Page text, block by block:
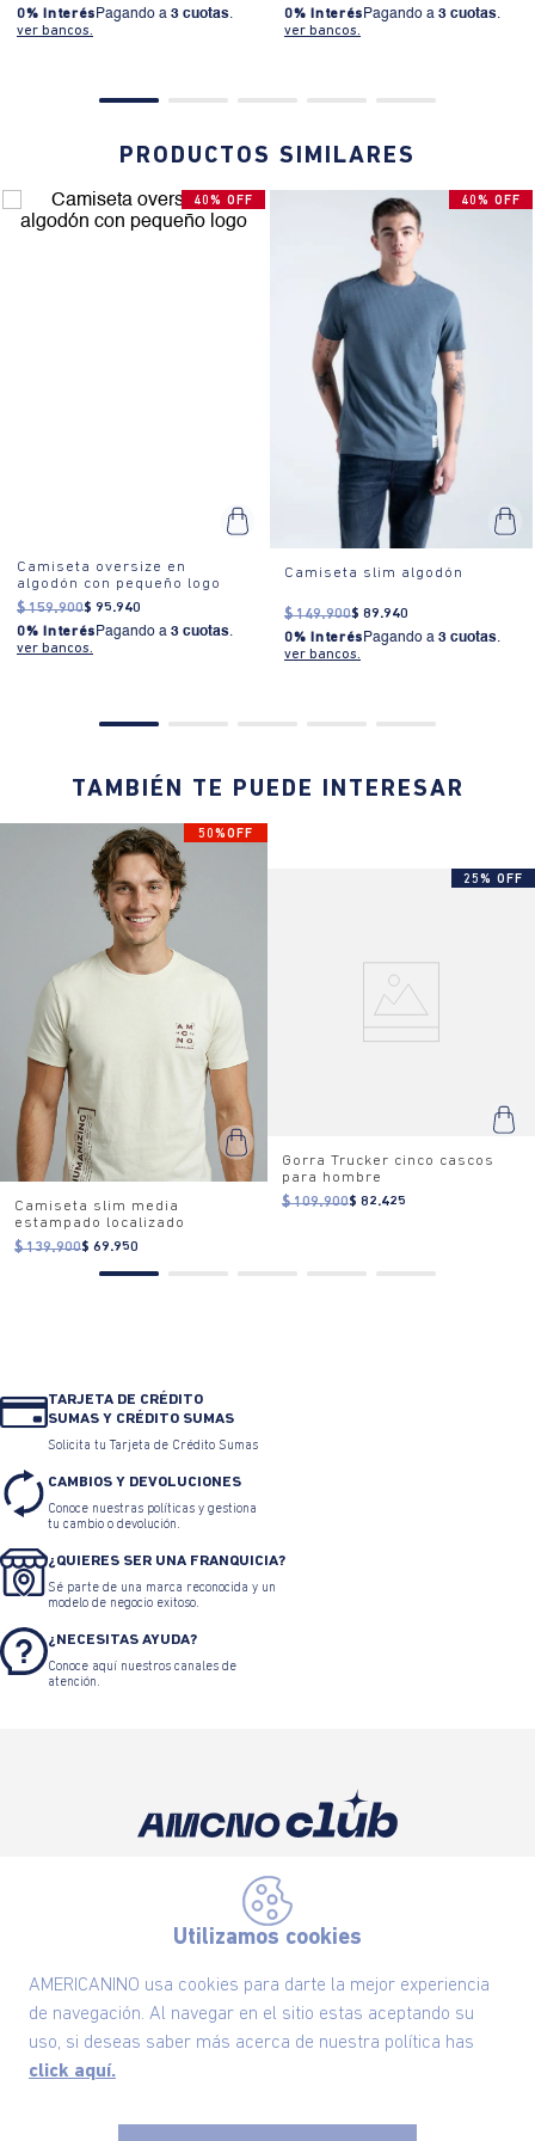
Utilizamos cookies
AMERICANINO usa cookies para darte la mejor experiencia
de navegación. Al navegar en el sitio estas aceptando su
uso, si deseas saber más acerca de nuestra política has
click aquí.
0% Interés Pagando a 3 cuotas.
ver bancos.
0% Interés Pagando a 3 cuotas.
ver bancos.
PRODUCTOS SIMILARES
40% OFF
Camiseta oversize en
algodón con pequeño logo
$ 159.900$ 95.940
0% Interés Pagando a 3 cuotas.
ver bancos.
40% OFF
Camiseta slim algodón
$ 149.900$ 89.940
0% Interés Pagando a 3 cuotas.
ver bancos.
TAMBIÉN TE PUEDE INTERESAR
50%OFF
Camiseta slim media
estampado localizado
$ 139.900$ 69.950
25% OFF
Gorra Trucker cinco cascos
para hombre
$ 109.900$ 82.425
TARJETA DE CRÉDITO
SUMAS Y CRÉDITO SUMAS
Solicita tu Tarjeta de Crédito Sumas
CAMBIOS Y DEVOLUCIONES
Conoce nuestras políticas y gestiona
tu cambio o devolución.
¿QUIERES SER UNA FRANQUICIA?
Sé parte de una marca reconocida y un
modelo de negocio exitoso.
¿NECESITAS AYUDA?
Conoce aquí nuestros canales de
atención.
las ofertas exclusivas y lo último en moda
SUSCRÍBETE AHORA
Nuestra Marca